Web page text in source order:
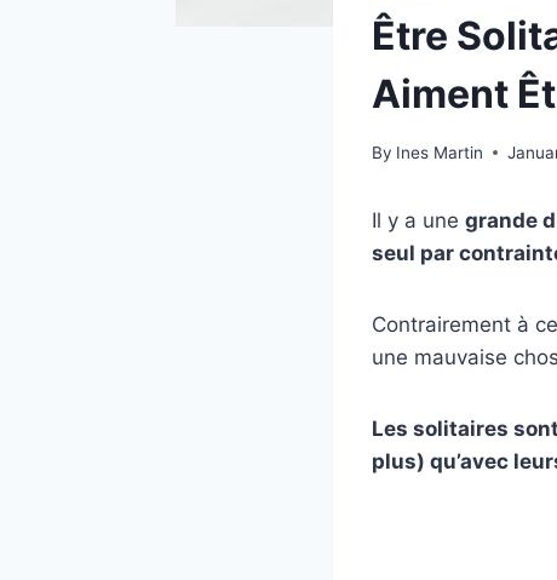
Être
Aiment
By Ines Martin
Il y a une grande
seul par
Contrairement à
une mauvaise
Les solitaires
plus) qu’avec